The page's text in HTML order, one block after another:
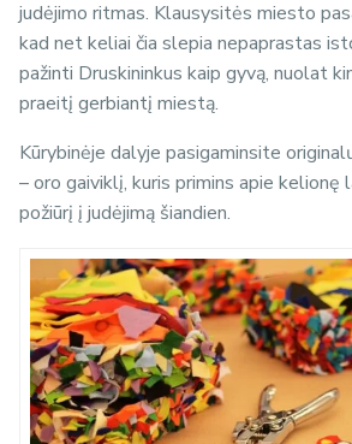
judėjimo ritmas. Klausysitės miesto
kad net keliai čia slepia nepaprastas
pažinti Druskininkus kaip gyvą, nuolat
praeitį gerbiantį miestą.
Kūrybinėje dalyje pasigaminsite
– oro gaiviklį, kuris primins apie kelionę
požiūrį į judėjimą šiandien.